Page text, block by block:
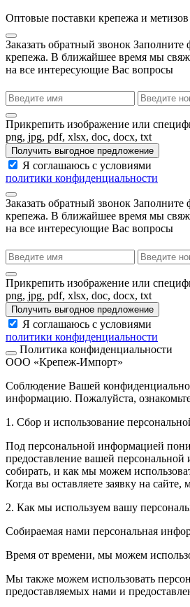
Оптовые поставки крепежа и
Заказать обратный звонок Заполните
крепежа. В ближайшее время мы
на все интересующие Вас вопросы
Прикрепить изображение или
png, jpg, pdf, xlsx, doc, docx, txt
Получить выгодное предложение
Я соглашаюсь с условиями
политики конфиденциальности
Заказать обратный звонок Заполните
крепежа. В ближайшее время мы
на все интересующие Вас вопросы
Прикрепить изображение или
png, jpg, pdf, xlsx, doc, docx, txt
Получить выгодное предложение
Я соглашаюсь с условиями
политики конфиденциальности
Политика конфиденциальности
ООО «Крепеж-Импорт»
Соблюдение Вашей
информацию. Пожалуйста,
1. Сбор и использование
Под персональной информацией
предоставление вашей
собирать, и как мы можем
Когда вы оставляете заявку на
2. Как мы используем вашу
Собираемая нами персональная
Время от времени, мы можем
Мы также можем использовать
предоставляемых нами и